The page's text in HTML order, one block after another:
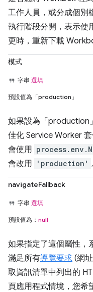
工作人員，或分成個別
執行階段分開，表示使
更時，重新下載
模式
字串 選填
預設值為「production」
如果設為「production
佳化 Service Worker
會使用
會改用
'production'
navigateFallback
字串 選填
預設值為： null
如果指定了這個屬性，
滿足所有導覽要求 (網
取資訊清單中列出的
頁應用程式情境，您希